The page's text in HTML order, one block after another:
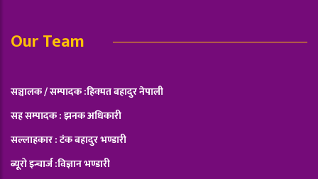
Our Team
सञ्चालक / सम्पादक :हिक्मत बहादुर नेपाली
सह सम्पादक : झनक अधिकारी
सल्लाहकार : टंक बहादुर भण्डारी
ब्यूरो इन्चार्ज :विज्ञान भण्डारी